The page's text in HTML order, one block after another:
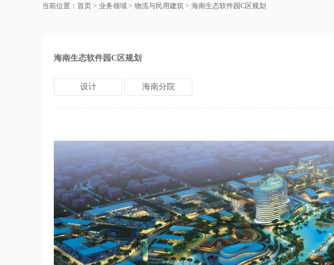
当前位置： 首页 > 业务领域 > 物流与民用建筑 > 海南生态软件园C区规划
海南生态软件园C区规划
设计 海南分院